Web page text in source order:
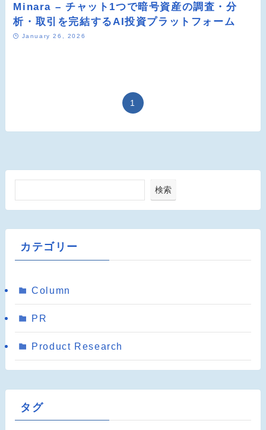
Minara – チャット1つで暗号資産の調査・分
析・取引を完結するAI投資プラットフォーム
January 26, 2026
1
検索
カテゴリー
Column
PR
Product Research
タグ